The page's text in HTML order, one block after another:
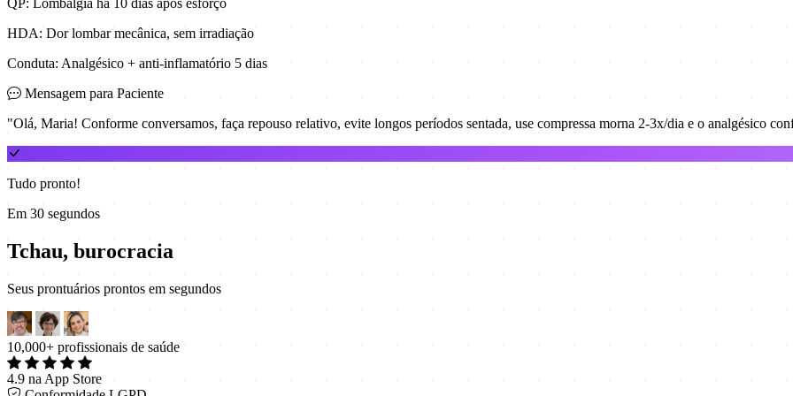
HDA: Dor lombar mecânica, sem irradiação
Conduta: Analgésico + anti-inflamatório 5 dias
Mensagem para Paciente
"Olá, Maria! Conforme conversamos, faça repouso relativo, evite longos períodos sentada, use compressa morna 2-3x/dia e o analgésico
Tudo pronto!
Em 30 segundos
Tchau, burocracia
Seus prontuários prontos em segundos
10,000+ profissionais de saúde
4.9 na App Store